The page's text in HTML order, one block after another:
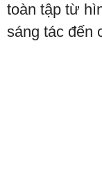
toàn tập từ
sáng tác đến